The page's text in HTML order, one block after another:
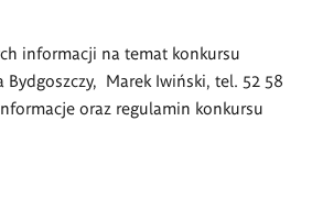
informacji na temat konkursu
Bydgoszczy, Marek Iwiński, tel. 52 58
oraz regulamin konkursu